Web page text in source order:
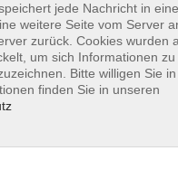
Widerruf
jede Nachricht in
weitere Seite vom Server
zurück. Cookies wurden
um sich Informationen
Bitte willigen Sie
finden Sie in unseren